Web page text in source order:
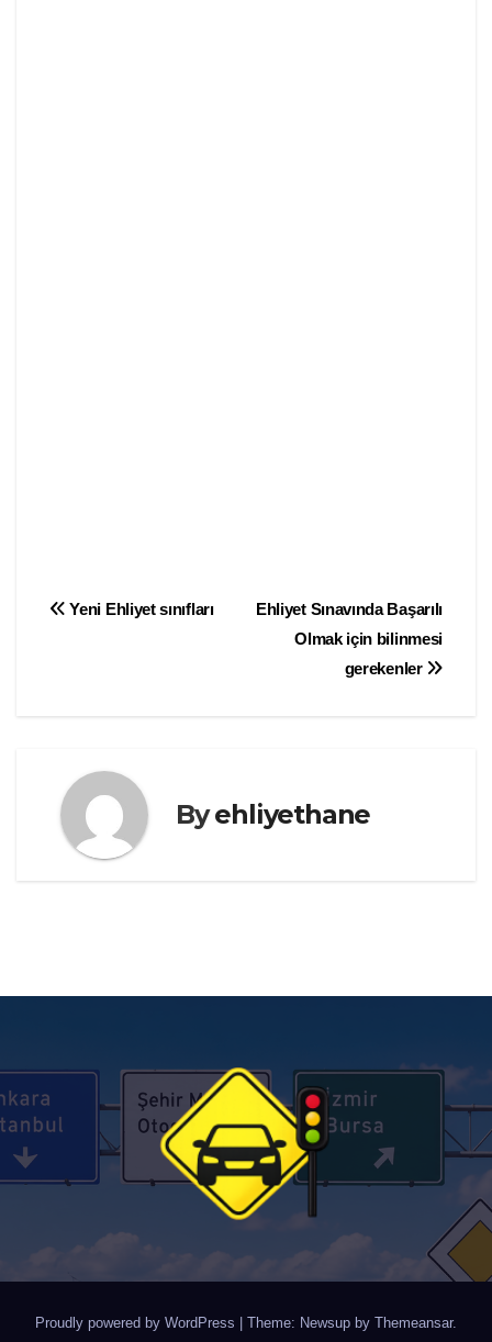
Yazı
Ehliyet Sınavında Başarılı
Olmak için bilinmesi
gerekenler
Yeni Ehliyet sınıfları
Byehliyethane
Proudly powered by WordPress | Theme: Newsup by Themeansar.